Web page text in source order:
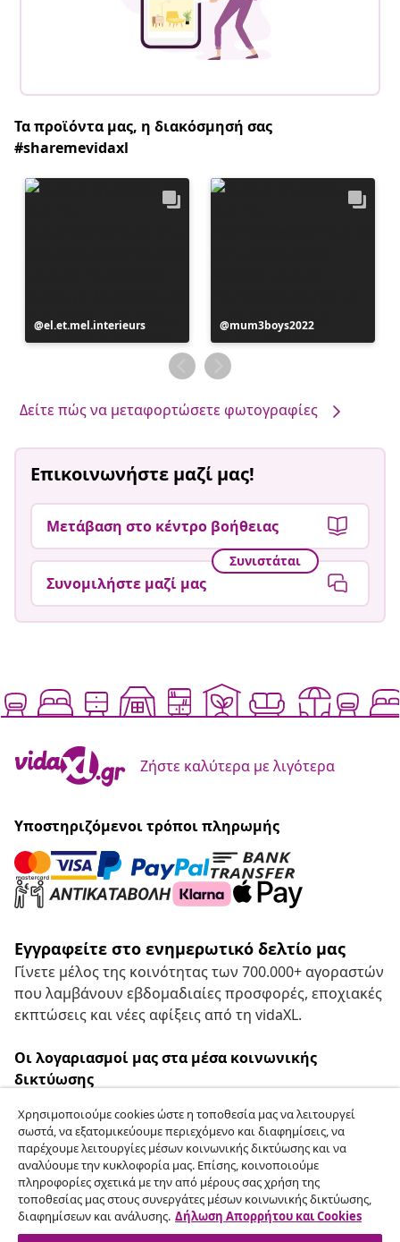
Τα προϊόντα μας, η διακόσμησή σας
#sharemevidaxl
Η
ανάρτηση
el.et.mel.interieurs
Η
ανάρτηση
δημοσιεύθηκε
από
mum3boys2022
Δείτε πώς να μεταφορτώσετε φωτογραφίες
Επικοινωνήστε μαζί μας!
Μετάβαση στο κέντρο βοήθειας
Συνιστάται
Συνομιλήστε μαζί μας
Ζήστε καλύτερα με λιγότερα
Υποστηριζόμενοι τρόποι πληρωμής
Εγγραφείτε στο ενημερωτικό δελτίο μας
Γίνετε μέλος της κοινότητας των 700.000+ αγοραστών
που λαμβάνουν εβδομαδιαίες προσφορές, εποχιακές
εκπτώσεις και νέες αφίξεις από τη vidaXL.
Οι λογαριασμοί μας στα μέσα κοινωνικής
δικτύωσης
Υπαναχώρηση από τη σύμβαση
Υποβάλετε αίτημα υπαναχώρησης για την
παραγγελία σας.
Χρησιμοποιούμε cookies ώστε η τοποθεσία μας να λειτουργεί
σωστά, να εξατομικεύουμε περιεχόμενο και διαφημίσεις, να
παρέχουμε λειτουργίες μέσων κοινωνικής δικτύωσης και να
αναλύουμε την κυκλοφορία μας. Επίσης, κοινοποιούμε
πληροφορίες σχετικά με την από μέρους σας χρήση της
τοποθεσίας μας στους συνεργάτες μέσων κοινωνικής δικτύωσης,
διαφημίσεων και ανάλυσης. Δήλωση Απορρήτου και Cookies